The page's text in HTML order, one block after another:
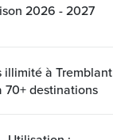
2026 - 2027
illimité à Tremblant
70+ destinations